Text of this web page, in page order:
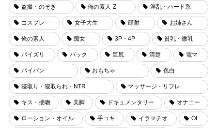
盗撮・のぞき 俺の素人-Z- 淫乱・ハード系
コスプレ 女子大生 顔射 お姉さん
俺の素人 痴女 3P・4P 貧乳・微乳
パイズリ バック 巨尻 清楚 電マ
パイパン おもちゃ 色白
寝取り・寝取られ・NTR マッサージ・リフレ
キス・接吻 美脚 ドキュメンタリー オナニー
ローション・オイル 手コキ イラマチオ OL